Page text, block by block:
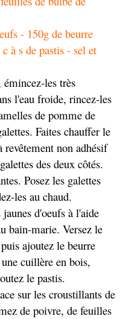
- 150g de beurre
à s de pastis - sel et
les très
l'eau froide, rincez-les
de pomme de
Faites chauffer le
revêtement non adhésif
des deux côtés.
Posez les galettes
les au chaud.
d'oeufs à l'aide
bain-marie. Versez le
ajoutez le beurre
cuillère en bois,
le pastis.
sur les croustillants de
de poivre, de feuilles